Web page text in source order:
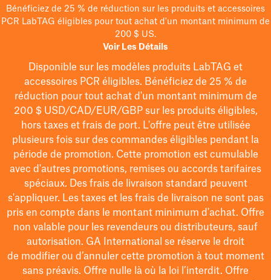
Bénéficiez de 25 % de réduction sur les produits et accessoires
PCR LabTAG éligibles pour tout achat d'un montant minimum de
200 $ US.
Voir Les Détails
Disponible sur les modèles produits LabTAG et
accessoires PCR éligibles. Bénéficiez de 25 % de
réduction pour tout achat d'un montant minimum de
200 $USD/CAD/EUR/GBPsur les produits éligibles,
hors taxes et frais de port. L'offre peut être utilisée
plusieurs fois sur des commandes éligibles pendant la
période de promotion. Cette promotion est cumulable
avec d'autres promotions, remises ou accords tarifaires
spéciaux. Des frais de livraison standard peuvent
s'appliquer. Les taxes et les frais de livraison ne sont pas
pris en compte dans le montant minimum d'achat. Offre
non valable pour les revendeurs ou distributeurs, sauf
autorisation. GA International se réserve le droit
de modifierou d’annuler cette promotion à tout moment
sans préavis. Offre nulle là où la loi l’interdit. Offre